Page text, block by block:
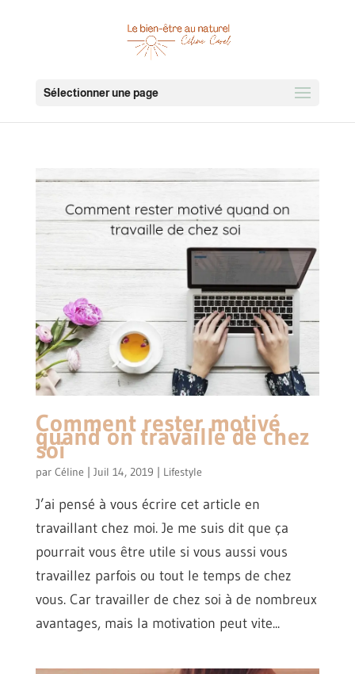
Sélectionner une page
Comment rester motivé
quand on travaille de chez
soi
par Céline | Juil 14, 2019 | Lifestyle
J’ai pensé à vous écrire cet article en
travaillant chez moi. Je me suis dit que ça
pourrait vous être utile si vous aussi vous
travaillez parfois ou tout le temps de chez
vous. Car travailler de chez soi à de nombreux
avantages, mais la motivation peut vite...